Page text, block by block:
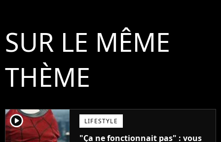
SUR LE MÊME
THÈME
player2 LIFESTYLE
"Ça ne fonctionnait pas" : vous